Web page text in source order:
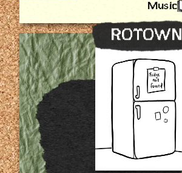
Music
ROTOWN